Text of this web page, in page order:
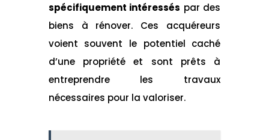
Possibilité de
vendre à des
promoteurs
immobiliers
Obligation de
transparence
accrue
spécifiquement intéressés par des
biens à rénover. Ces acquéreurs
voient souvent le potentiel caché
d’une propriété et sont prêts à
entreprendre les travaux
nécessaires pour la valoriser.